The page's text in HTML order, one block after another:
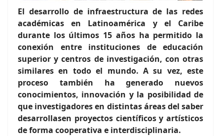
El desarrollo de infraestructura de las redes
académicas en Latinoamérica y el Caribe
durante los últimos 15 años ha permitido la
conexión entre instituciones de educación
superior y centros de investigación, con otras
similares en todo el mundo. A su vez, este
proceso también ha generado nuevos
conocimientos, innovación y la posibilidad de
que investigadores en distintas áreas del saber
desarrollasen proyectos científicos y artísticos
de forma cooperativa e interdisciplinaria.